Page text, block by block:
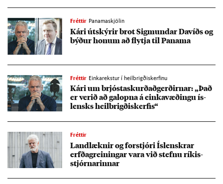
Fréttir Panamaskjölin
Kári út­skýr­ir brot Sig­mund­ar Dav­íðs og
býð­ur hon­um að flytja til Panama
Fréttir Einkarekstur í heilbrigðiskerfinu
Kári um brjósta­skurð­að­gerð­irn­ar: „Það
er ver­ið að gal­opna á einka­væð­ingu ís­
lensks heil­brigðis­kerf­is“
Fréttir
Land­lækn­ir og for­stjóri Ís­lenskr­ar
erfða­grein­ing­ar vara við stefnu rík­is­
stjórn­ar­inn­ar